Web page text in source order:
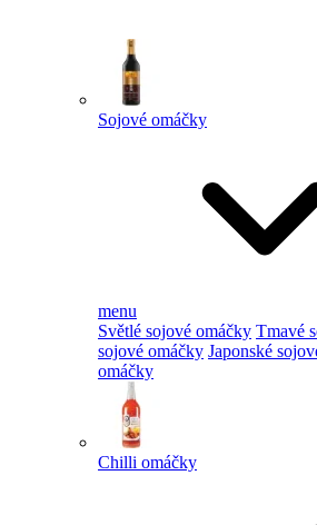
Sojové omáčky
menu
Světlé sojové omáčky Tmavé
sojové omáčky Japonské
omáčky
Chilli omáčky